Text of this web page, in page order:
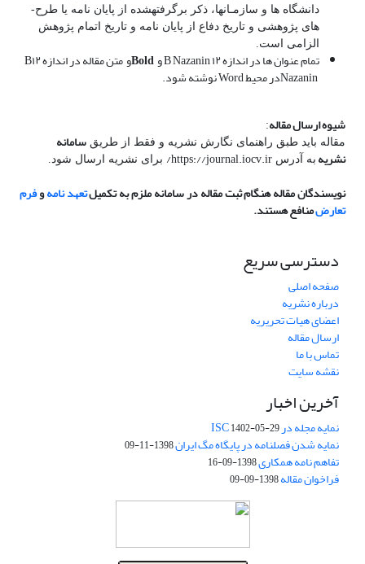
دانشگاه­ ها و سازمـان­ها، ذکر برگرفته­شده از پایان­ نامه یا طرح­
های پژوهشی و تاریخ دفاع از پایان ­نامه و تاریخ اتمام پژوهش
الزامی است.
تمام عنوان ها در اندازه ۱۲ B NazaninوBoldومتن مقاله در اندازه ۱۲ B
Nazaninدر محیطWordنوشته شود.
شیوه ارسال مقاله:
مقاله باید طبق راهنمای نگارش نشریه و فقط از طریق سامانه
نشریه به آدرس https://journal.iocv.ir/ برای نشریه ارسال شود.
نویسندگان مقاله هنگام ثبت مقاله در سامانه ملزم به تکمیلتعهد نامهوفرم
تعارضمنافع هستند.
دسترسی سریع
صفحه اصلی
درباره نشریه
اعضای هیات تحریریه
ارسال مقاله
تماس با ما
نقشه سایت
آخرین اخبار
نمایه مجله در ISC1402-05-29
نمایه شدن فصلنامه در پایگاه مگ ایران1398-11-09
تفاهم نامه همکاری1398-09-16
فراخوان مقاله1398-09-09